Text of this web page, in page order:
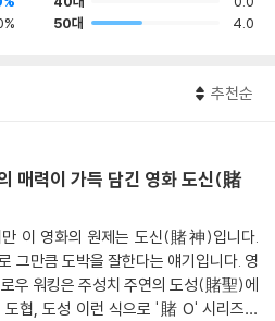
50대
4.0
추천순
매력이 가득 담긴 영화 도신(賭
이 영화의 원제는 도신(賭神)입니다.
그만큼 도박을 잘한다는 얘기입니다. 영
우 워킹은 주성치 주연의 도성(賭聖)에
협, 도성 이런 식으로 '賭 O' 시리즈가